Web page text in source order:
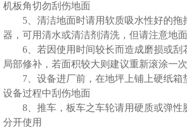
机板角切勿刮伤地面
5、清洁地面时请用软质吸水性好的拖
器，可用清水或清洁剂清洗，但请注意地
6、若因使用时间较长而造成磨损或刮
局部修补，若面积较大则建议重新滚涂一次
7、设备进厂前，在地坪上铺上硬纸箱
设备过程中刮伤地面
8、推车，板车之车轮请用硬质或弹性
分开使用